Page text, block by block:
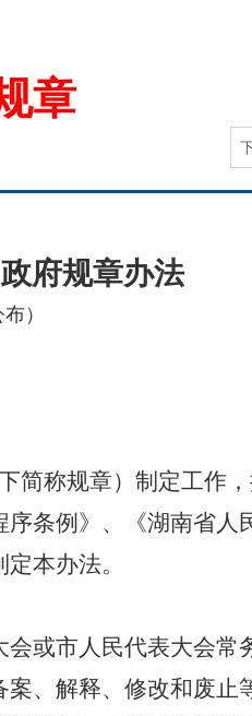
章
府规章办法
）
简称规章）制定工作
条例》、《湖南省人
本办法。
或市人民代表大会常
、解释、修改和废止